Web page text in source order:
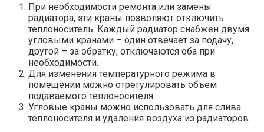
При необходимости ремонта или замены
радиатора, эти краны позволяют отключить
теплоноситель. Каждый радиатор снабжен двумя
угловыми кранами – один отвечает за подачу,
другой – за обратку; отключаются оба при
необходимости.
Для изменения температурного режима в
помещении можно отрегулировать объем
подаваемого теплоносителя.
Угловые краны можно использовать для слива
теплоносителя и удаления воздуха из радиаторов.